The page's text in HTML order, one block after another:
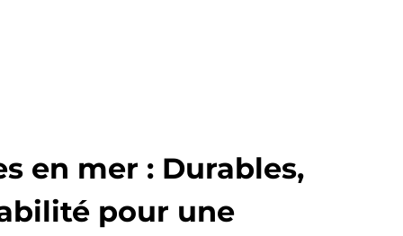
en mer : Durables,
pour une